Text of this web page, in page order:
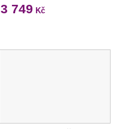
3 749 Kč